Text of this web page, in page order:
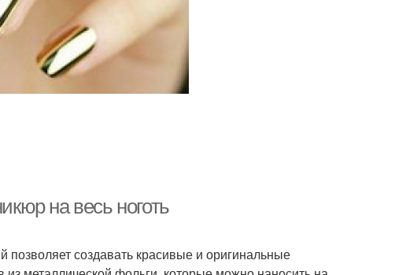
на весь ноготь
создавать красивые и оригинальные